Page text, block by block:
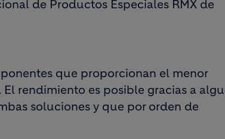
de Productos Especiales RMX de
que proporcionan el menor
rendimiento es posible gracias a
soluciones y que por orden de